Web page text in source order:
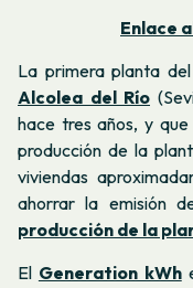
Enlace
La primera planta
Alcolea del Río
hace tres años, y
producción de la
viviendas
ahorrar la emisión
producción de la
El Generation kWh